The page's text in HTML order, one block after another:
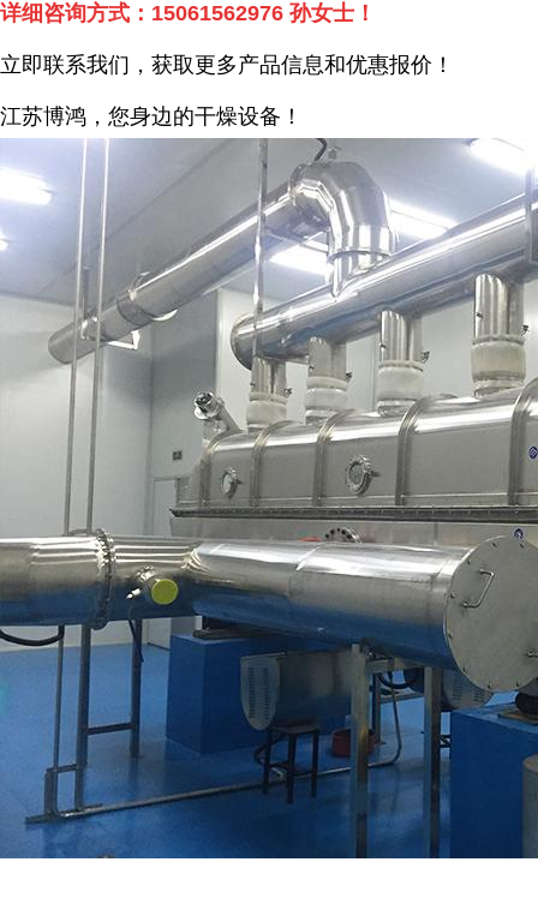
详细咨询方式： 15061562976 孙女士！
立即联系我们，获取更多产品信息和优惠报价！
江苏博鸿，您身边的干燥设备 ！